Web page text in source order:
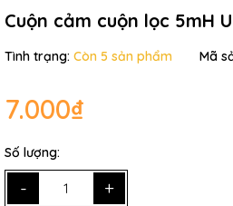
Cuộn cảm cuộn lọc 5mH
Tình trạng: Còn 5 sản phẩm Mã
7.000₫
Số lượng:
- +